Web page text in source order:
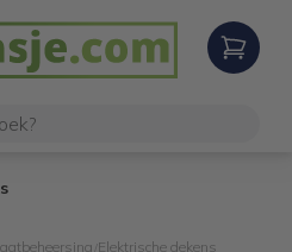
Elektrische dekens